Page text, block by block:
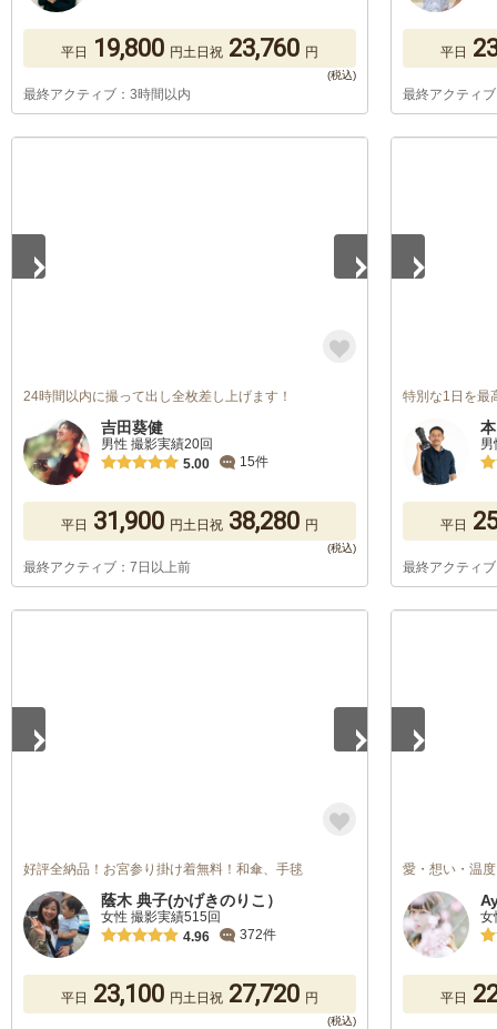
平日 19,800 円土日祝 23,760 円
最終アクティブ：3時間以内
平日
最終アクティ
24時間以内に撮って出し全枚差し上げます！
吉田葵健
男性 撮影実績20回
5.00
15件
平日 31,900 円土日祝 38,280 円
最終アクティブ：7日以上前
特別な1日を最
平日
最終アクティ
好評全納品！お宮参り掛け着無料！和傘、手毬
蔭木 典子(かげきのりこ）
女性 撮影実績515回
4.96
372件
平日 23,100 円土日祝 27,720 円
愛・想い・温
女
平日